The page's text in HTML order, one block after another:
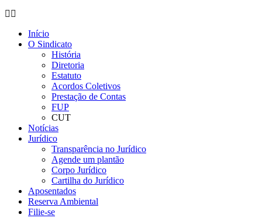
Início
O Sindicato
História
Diretoria
Estatuto
Acordos Coletivos
Prestação de Contas
FUP
CUT
Notícias
Jurídico
Transparência no Jurídico
Agende um plantão
Corpo Jurídico
Cartilha do Jurídico
Aposentados
Reserva Ambiental
Filie-se